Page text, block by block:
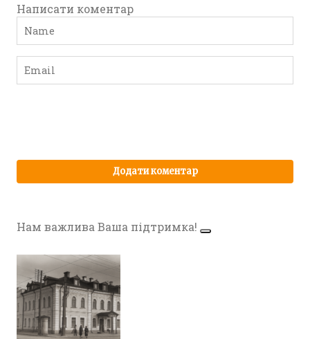
Написати коментар
Нам важлива Ваша підтримка!